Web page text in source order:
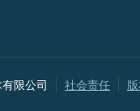
限公司 社会责任